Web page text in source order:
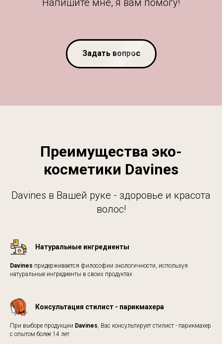
Задать вопрос
Преимущества эко-
косметики Davines
Davines в Вашей руке - здоровье и красота
волос!
Натуральные ингредиенты
Davines придерживается философии экологичности, используя
натуральные ингредиенты в своих продуктах
Консультация стилист - парикмахера
При выборе продукции Davines, Вас консультирует стилист - парикмахер
с опытом более 14 лет